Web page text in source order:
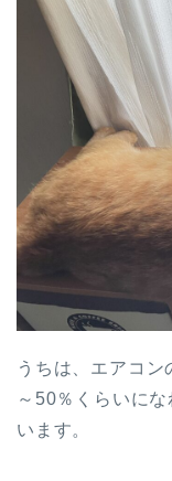
うちは、エアコ
～50％くらいに
います。